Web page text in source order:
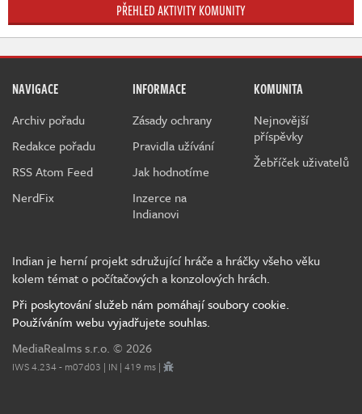
PŘEHLED AKTIVITY KOMUNITY
NAVIGACE
Archiv pořadu
Redakce pořadu
RSS Atom Feed
NerdFix
INFORMACE
Zásady ochrany
Pravidla užívání
Jak hodnotíme
Inzerce na
Indianovi
KOMUNITA
Nejnovější
příspěvky
Žebříček uživatelů
Indian je herní projekt sdružující hráče a hráčky všeho věku
kolem témat o počítačových a konzolových hrách.
Při poskytování služeb nám pomáhají soubory cookie.
Používáním webu vyjadřujete souhlas.
MediaRealms s.r.o. © 2026
IWS 4.234 - m07d03 | IN | 419 ms |